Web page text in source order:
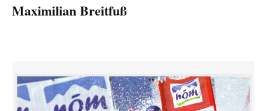
Maximilian Breitfuß